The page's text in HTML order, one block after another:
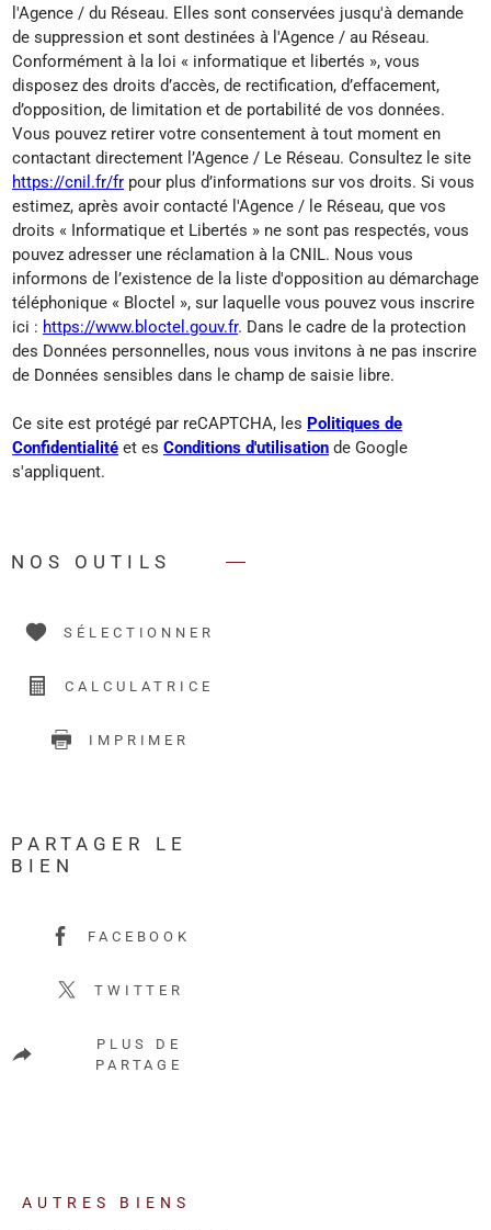
l'Agence / du Réseau. Elles sont conservées jusqu'à demande
de suppression et sont destinées à l'Agence / au Réseau.
Conformément à la loi « informatique et libertés », vous
disposez des droits d’accès, de rectification, d’effacement,
d’opposition, de limitation et de portabilité de vos données.
Vous pouvez retirer votre consentement à tout moment en
contactant directement l’Agence / Le Réseau. Consultez le site
https://cnil.fr/fr pour plus d’informations sur vos droits. Si vous
estimez, après avoir contacté l'Agence / le Réseau, que vos
droits « Informatique et Libertés » ne sont pas respectés, vous
pouvez adresser une réclamation à la CNIL. Nous vous
informons de l’existence de la liste d'opposition au démarchage
téléphonique « Bloctel », sur laquelle vous pouvez vous inscrire
ici : https://www.bloctel.gouv.fr. Dans le cadre de la protection
des Données personnelles, nous vous invitons à ne pas inscrire
de Données sensibles dans le champ de saisie libre.
Ce site est protégé par reCAPTCHA, les Politiques de
Confidentialité et es Conditions d'utilisation de Google
s'appliquent.
NOS OUTILS
SÉLECTIONNER
CALCULATRICE
IMPRIMER
PARTAGER LE
BIEN
FACEBOOK
TWITTER
PLUS DE
PARTAGE
AUTRES BIENS